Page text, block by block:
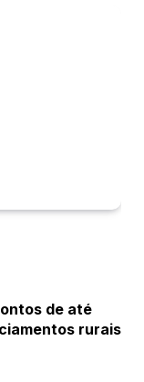
de até
rurais